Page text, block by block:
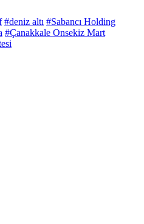
#deniz altı #Sabancı Holding
#Çanakkale Onsekiz Mart